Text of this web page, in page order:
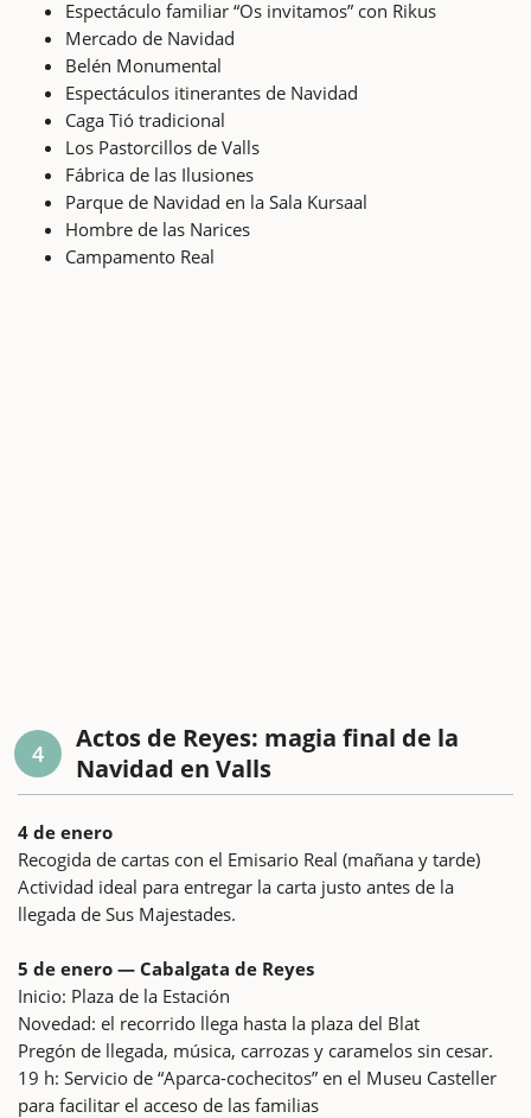
Espectáculo familiar “Os invitamos” con Rikus
Mercado de Navidad
Belén Monumental
Espectáculos itinerantes de Navidad
Caga Tió tradicional
Los Pastorcillos de Valls
Fábrica de las Ilusiones
Parque de Navidad en la Sala Kursaal
Hombre de las Narices
Campamento Real
4
Actos de Reyes: magia final de la
Navidad en Valls
4 de enero
Recogida de cartas con el Emisario Real (mañana y tarde)
Actividad ideal para entregar la carta justo antes de la
llegada de Sus Majestades.
5 de enero — Cabalgata de Reyes
Inicio: Plaza de la Estación
Novedad: el recorrido llega hasta la plaza del Blat
Pregón de llegada, música, carrozas y caramelos sin cesar.
19 h: Servicio de “Aparca-cochecitos” en el Museu Casteller
para facilitar el acceso de las familias